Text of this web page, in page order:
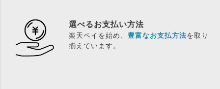
選べるお支払い方法
楽天ペイを始め、 豊富なお支払方法を取り
揃えています。